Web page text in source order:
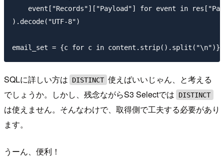
event["Records"]["Payload"] for event in
).decode("UTF-8")
SQLに詳しい方は DISTINCT 使えばいいじゃん、と考える
でしょうか。しかし、残念ながらS3 Selectでは
DISTINCT
は使えません。そんなわけで、取得側で工夫する必要があり
ます。
うーん、便利！